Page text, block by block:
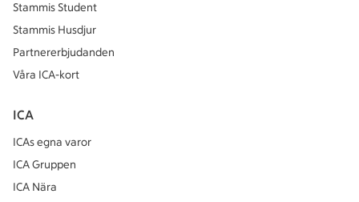
Stammis Student
Stammis Husdjur
Partnererbjudanden
Våra ICA-kort
ICA
ICAs egna varor
ICA Gruppen
ICA Nära